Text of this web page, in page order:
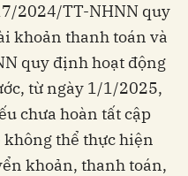
2024/TT-NHNN quy
khoản thanh toán và
quy định hoạt động
từ ngày 1/1/2025,
chưa hoàn tất cập
không thể thực hiện
khoản, thanh toán,